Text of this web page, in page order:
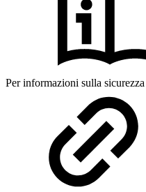
Per informazioni sulla